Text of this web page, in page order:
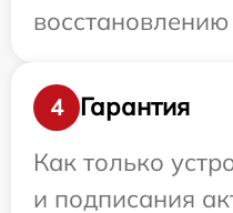
восстановлению
4
Гарантия
Как только
и подписания